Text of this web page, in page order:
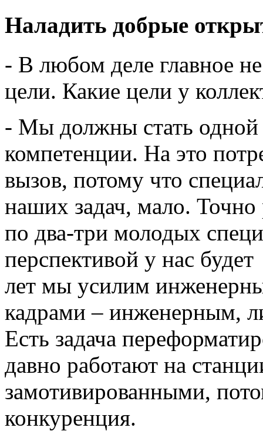
Наладить добрые
- В любом деле главное
цели. Какие цели у
- Мы должны стать одной
компетенции. На это
вызов, потому что
наших задач, мало. Точно
по два-три молодых
перспективой у нас
лет мы усилим
кадрами – инженерным,
Есть задача
давно работают на
замотивированными,
конкуренция.